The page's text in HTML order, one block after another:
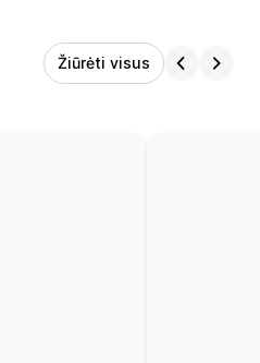
Žiūrėti visus